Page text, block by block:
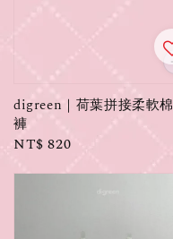
digreen｜荷葉拼接柔軟棉
褲
Regular
NT$ 820